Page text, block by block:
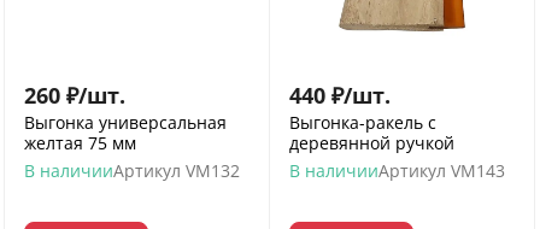
260 ₽/шт.
Выгонка универсальная
желтая 75 мм
В наличииАртикул VM132
440 ₽/шт.
Выгонка-ракель с
деревянной ручкой
В наличииАртикул VM143